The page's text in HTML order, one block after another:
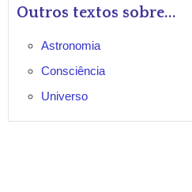
Outros textos sobre...
Astronomia
Consciência
Universo